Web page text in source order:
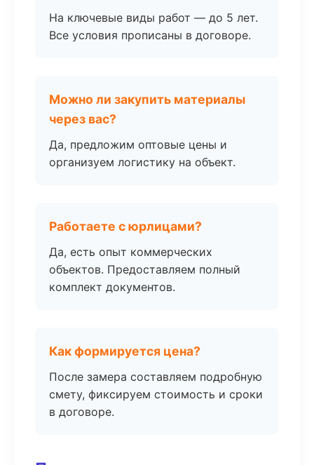
На ключевые виды работ — до 5 лет.
Все условия прописаны в договоре.
Можно ли закупить материалы
через вас?
Да, предложим оптовые цены и
организуем логистику на объект.
Работаете с юрлицами?
Да, есть опыт коммерческих
объектов. Предоставляем полный
комплект документов.
Как формируется цена?
После замера составляем подробную
смету, фиксируем стоимость и сроки
в договоре.